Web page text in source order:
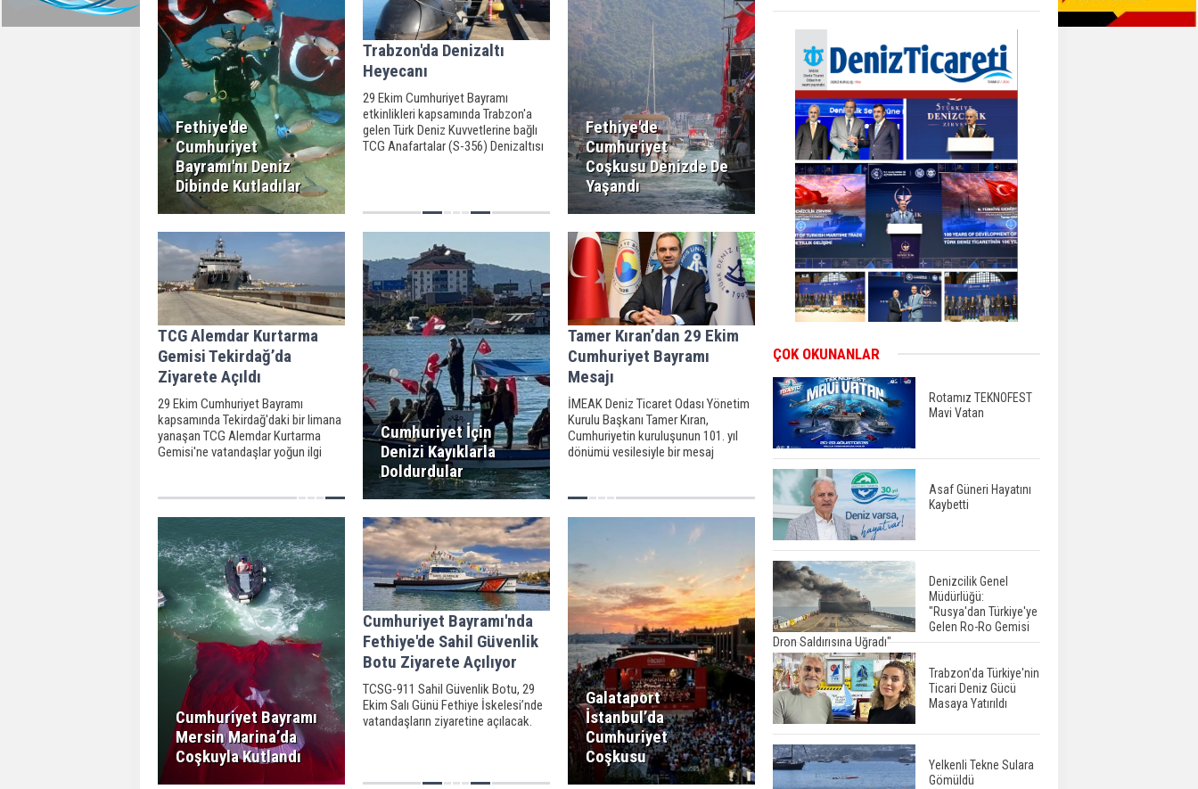
Fethiye'de
Cumhuriyet
Bayramı'nı Deniz
Dibinde Kutladılar
Trabzon'da Denizaltı
Heyecanı
29 Ekim Cumhuriyet Bayramı
etkinlikleri kapsamında Trabzon'a
gelen Türk Deniz Kuvvetlerine bağlı
TCG Anafartalar (S-356) Denizaltısı
Fethiye'de
Cumhuriyet
Coşkusu Denizde De
Yaşandı
TCG Alemdar Kurtarma
Gemisi Tekirdağ’da
Ziyarete Açıldı
29 Ekim Cumhuriyet Bayramı
kapsamında Tekirdağ'daki bir limana
yanaşan TCG Alemdar Kurtarma
Gemisi'ne vatandaşlar yoğun ilgi
Cumhuriyet İçin
Denizi Kayıklarla
Doldurdular
Tamer Kıran’dan 29 Ekim
Cumhuriyet Bayramı
Mesajı
İMEAK Deniz Ticaret Odası Yönetim
Kurulu Başkanı Tamer Kıran,
Cumhuriyetin kuruluşunun 101. yıl
dönümü vesilesiyle bir mesaj
Cumhuriyet Bayramı
Mersin Marina’da
Coşkuyla Kutlandı
Cumhuriyet Bayramı'nda
Fethiye'de Sahil Güvenlik
Botu Ziyarete Açılıyor
TCSG-911 Sahil Güvenlik Botu, 29
Ekim Salı Günü Fethiye İskelesi’nde
vatandaşların ziyaretine açılacak.
Galataport
İstanbul’da
Cumhuriyet
Coşkusu
ÇOK OKUNANLAR
Rotamız TEKNOFEST
Mavi Vatan
Asaf Güneri Hayatını
Kaybetti
Denizcilik Genel
Müdürlüğü:
"Rusya'dan Türkiye'ye
Gelen Ro-Ro Gemisi
Dron Saldırısına Uğradı"
Trabzon'da Türkiye'nin
Ticari Deniz Gücü
Masaya Yatırıldı
Yelkenli Tekne Sulara
Gömüldü